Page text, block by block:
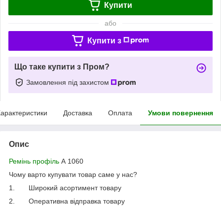
Купити
або
Купити з
Що таке купити з Пром?
Замовлення під захистом
Доставка Оплата Умови повернення
Опис
Ремінь профіль А 1060
Чому варто купувати товар саме у нас?
1.
Широкий асортимент товару
2.
Оперативна відправка товару